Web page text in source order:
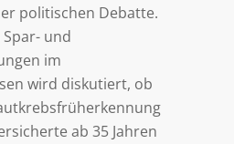
politischen Debatte.
und
im
wird diskutiert, ob
ab 35 Jahren